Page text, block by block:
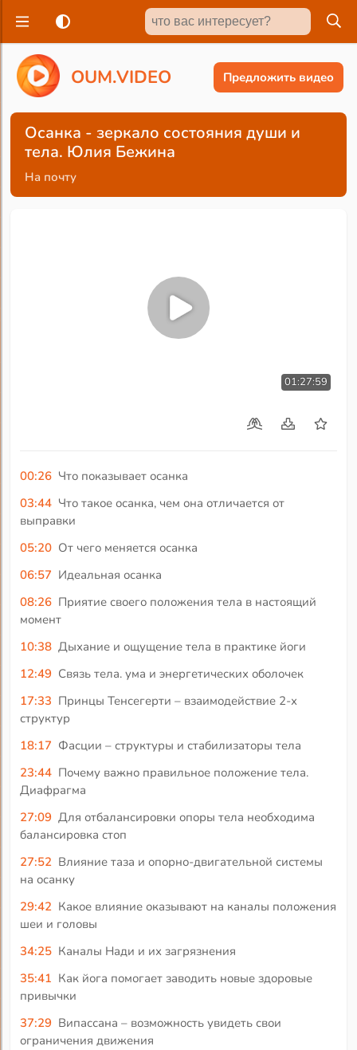
OUM.VIDEO Предложить видео
Осанка - зеркало состояния души и
тела. Юлия Бежина
На почту
01:27:59
00:26 Что показывает осанка
03:44 Что такое осанка, чем она отличается от
выправки
05:20 От чего меняется осанка
06:57 Идеальная осанка
08:26 Приятие своего положения тела в настоящий
момент
10:38 Дыхание и ощущение тела в практике йоги
12:49 Связь тела. ума и энергетических оболочек
17:33 Принцы Тенсегерти – взаимодействие 2-х
структур
18:17 Фасции – структуры и стабилизаторы тела
23:44 Почему важно правильное положение тела.
Диафрагма
27:09 Для отбалансировки опоры тела необходима
балансировка стоп
27:52 Влияние таза и опорно-двигательной системы
на осанку
29:42 Какое влияние оказывают на каналы положения
шеи и головы
34:25 Каналы Нади и их загрязнения
35:41 Как йога помогает заводить новые здоровые
привычки
37:29 Випассана – возможность увидеть свои
ограничения движения